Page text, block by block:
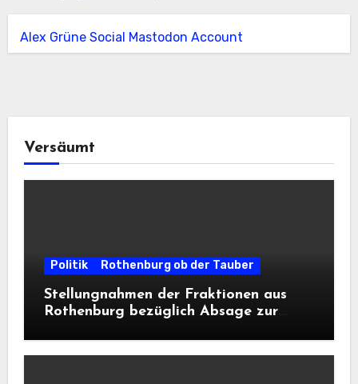
Alex Grüne Social Mastodon Account
Versäumt
Politik Rothenburg ob der Tauber
Stellungnahmen der Fraktionen aus
Rothenburg bezüglich Absage zur